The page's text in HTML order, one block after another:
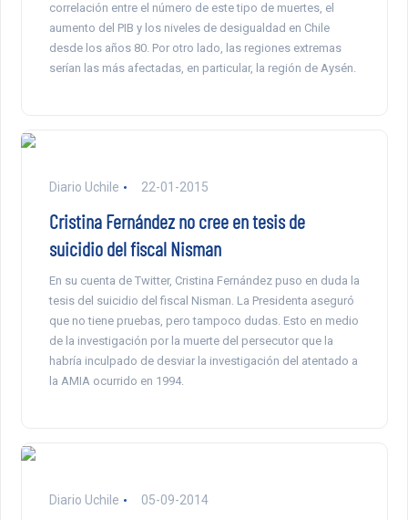
correlación entre el número de este tipo de muertes, el
aumento del PIB y los niveles de desigualdad en Chile
desde los años 80. Por otro lado, las regiones extremas
serían las más afectadas, en particular, la región de Aysén.
Diario Uchile 22-01-2015
Cristina Fernández no cree en tesis de
suicidio del fiscal Nisman
En su cuenta de Twitter, Cristina Fernández puso en duda la
tesis del suicidio del fiscal Nisman. La Presidenta aseguró
que no tiene pruebas, pero tampoco dudas. Esto en medio
de la investigación por la muerte del persecutor que la
habría inculpado de desviar la investigación del atentado a
la AMIA ocurrido en 1994.
Diario Uchile 05-09-2014